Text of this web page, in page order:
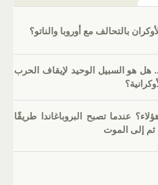
بالتحالف مع أوروبا والناتو؟
هل هو السبيل الوحيد لإيقاف الحرب
عندما تصبح البروباغاندا طريقًا
ثم إلى الموت